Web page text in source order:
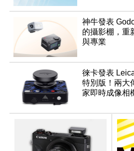
神牛發表
的攝影棚，重
與專業
徠卡發表
特別版！兩大
家即時成像相